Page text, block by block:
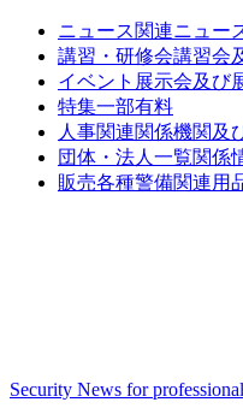
ニュース関連ニュー
講習・研修会講習会
イベント 展示会及び
特集一部有料
人事関連関係機関及
団体・法人一覧関係
販売各種警備関連用
Security News for